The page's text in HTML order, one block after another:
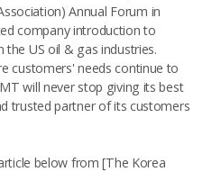
Annual Forum in
company introduction to
US oil & gas industries.
customers' needs continue to
will never stop giving its best
trusted partner of its customers
below from [The Korea